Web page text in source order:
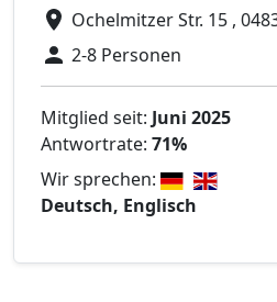
Ochelmitzer Str. 15 ,
2-8 Personen
Mitglied seit: Juni 2025
Antwortrate: 71%
Wir sprechen:
Deutsch, Englisch